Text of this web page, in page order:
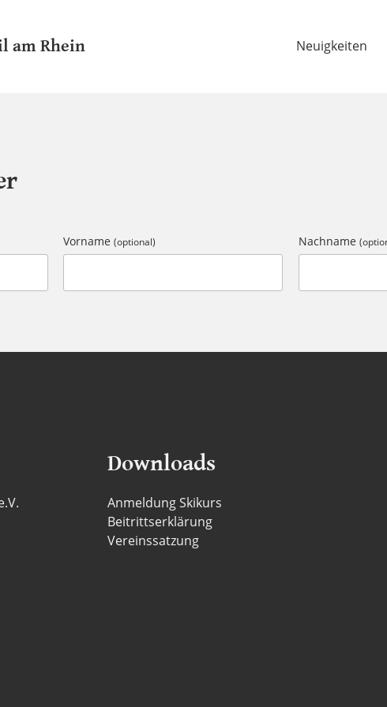
am Rhein Neuigkeiten
Vorname (optional) Nachname
Downloads
Anmeldung Skikurs
Beitrittserklärung
Vereinssatzung